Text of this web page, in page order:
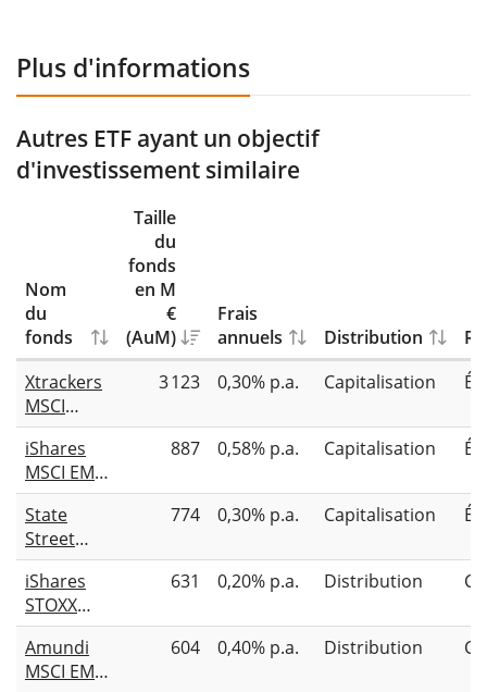
Plus d'informations
Autres ETF ayant un objectif
d'investissement similaire
Nom
du
fonds
Taille
du
fonds
en M
€
(AuM)
Frais
annuels
Distribution
Xtrackers
MSCI
Europe
Small Cap
UCITS ETF
1C
3 123 0,30% p.a. Capitalisation
iShares
MSCI EMU
Small Cap
UCITS ETF
(Acc)
887 0,58% p.a. Capitalisation
State
Street
SPDR
MSCI
Europe
Small Cap
Value
Weighted
774 0,30% p.a. Capitalisation
iShares
STOXX
Europe
Small 200
UCITS ETF
631 0,20% p.a. Distribution
Amundi
MSCI EMU
604 0,40% p.a. Distribution